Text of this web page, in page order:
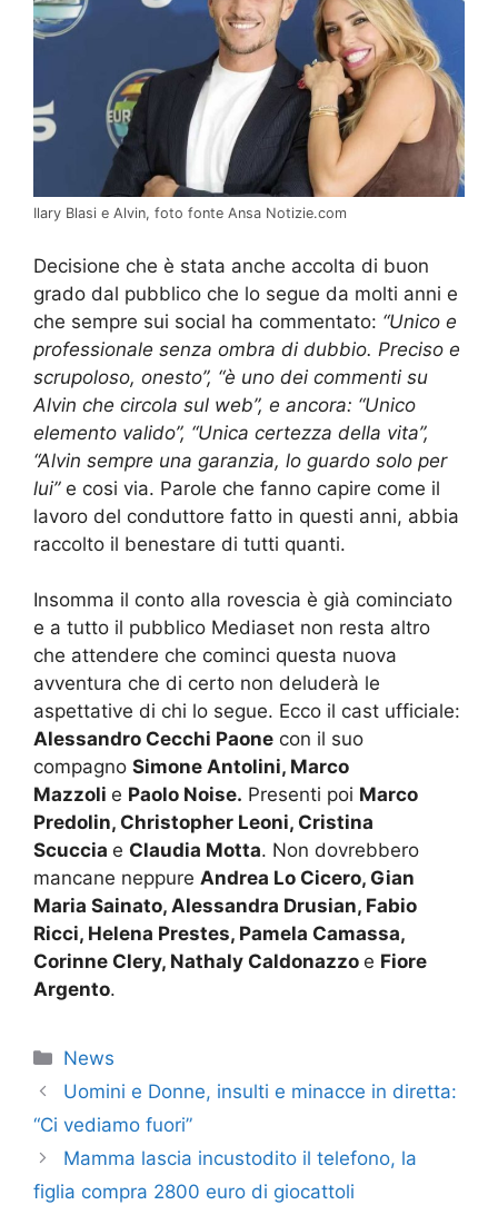
Ilary Blasi e Alvin, foto fonte Ansa Notizie.com
Decisione che è stata anche accolta di buon
grado dal pubblico che lo segue da molti anni e
che sempre sui social ha commentato: “Unico e
professionale senza ombra di dubbio. Preciso e
scrupoloso, onesto”, “è uno dei commenti su
Alvin che circola sul web”, e ancora: “Unico
elemento valido”, “Unica certezza della vita”,
“Alvin sempre una garanzia, lo guardo solo per
lui”e cosi via. Parole che fanno capire come il
lavoro del conduttore fatto in questi anni, abbia
raccolto il benestare di tutti quanti.
Insomma il conto alla rovescia è già cominciato
e a tutto il pubblico Mediaset non resta altro
che attendere che cominci questa nuova
avventura che di certo non deluderà le
aspettative di chi lo segue. Ecco il cast ufficiale:
Alessandro Cecchi Paone con il suo
compagno Simone Antolini, Marco
Mazzoli e Paolo Noise. Presenti poi Marco
Predolin, Christopher Leoni, Cristina
Scuccia e Claudia Motta. Non dovrebbero
mancane neppure Andrea Lo Cicero, Gian
Maria Sainato, Alessandra Drusian, Fabio
Ricci, Helena Prestes, Pamela Camassa,
Corinne Clery, Nathaly Caldonazzo e Fiore
Argento.
Categorie
News
Uomini e Donne, insulti e minacce in diretta:
“Ci vediamo fuori”
Mamma lascia incustodito il telefono, la
figlia compra 2800 euro di giocattoli